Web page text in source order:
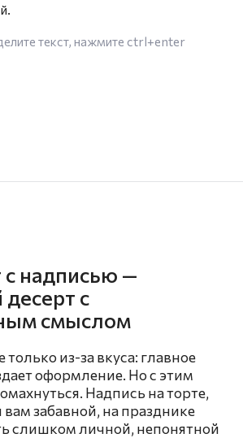
текст, нажмите ctrl+enter
с надписью —
с
смыслом
из-за вкуса: главное
оформление. Но с этим
Надпись на торте,
вам забавной, на празднике
слишком личной, непонятной